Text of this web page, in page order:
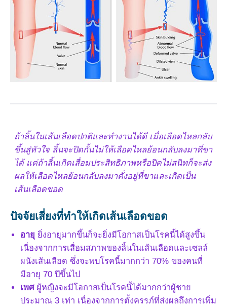
ถ้าลิ้นในเส้นเลือดปกติและทำงานได้ดี เมื่อเลือดไหลกลับ
ขึ้นสู่หัวใจ ลิ้นจะปิดกั้นไม่ให้เลือดไหลย้อนกลับลงมาที่ขา
ได้ แต่ถ้าลิ้นเกิดเสื่อมประสิทธิภาพหรือปิดไม่สนิทก็จะส่ง
ผลให้เลือดไหลย้อนกลับลงมาคั่งอยู่ที่ขาและเกิดเป็น
เส้นเลือดขอด
ปัจจัยเสี่ยงที่ทำให้เกิดเส้นเลือดขอด
อายุ ยิ่งอายุมากขึ้นก็จะยิ่งมีโอกาสเป็นโรคนี้ได้สูงขึ้น
เนื่องจากการเสื่อมสภาพของลิ้นในเส้นเลือดและเซลล์
ผนังเส้นเลือด ซึ่งจะพบโรคนี้มากกว่า 70% ของคนที่
มีอายุ 70 ปีขึ้นไป
เพศผู้หญิงจะมีโอกาสเป็นโรคนี้ได้มากกว่าผู้ชาย
ประมาณ 3 เท่า เนื่องจากการตั้งครรภ์ที่ส่งผลถึงการเพิ่ม